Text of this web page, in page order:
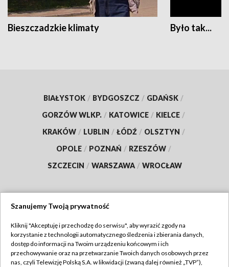
Bieszczadzkie klimaty Było tak...
BIAŁYSTOK / BYDGOSZCZ / GDAŃSK /
GORZÓW WLKP. / KATOWICE / KIELCE /
KRAKÓW / LUBLIN / ŁÓDŹ / OLSZTYN /
OPOLE / POZNAŃ / RZESZÓW /
SZCZECIN / WARSZAWA / WROCŁAW
TVP
Abonament TVP
Regulamin TVP
Szanujemy Twoją prywatność
Kliknij "Akceptuję i przechodzę do serwisu", aby wyrazić zgody na
korzystanie z technologii automatycznego śledzenia i zbierania danych,
dostęp do informacji na Twoim urządzeniu końcowym i ich
przechowywanie oraz na przetwarzanie Twoich danych osobowych przez
nas, czyli Telewizję Polską S.A. w likwidacji (zwaną dalej również „TVP”),